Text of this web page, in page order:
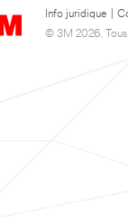
Info juridique
© 3M 2026. Tous